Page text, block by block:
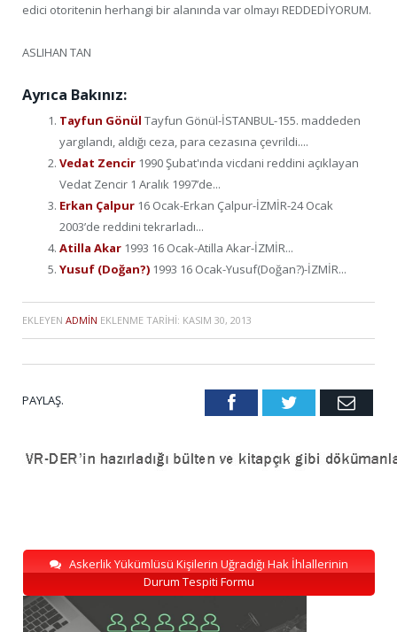
edici otoritenin herhangi bir alanında var olmayı REDDEDİYORUM.
ASLIHAN TAN
Ayrıca Bakınız:
Tayfun Gönül Tayfun Gönül-İSTANBUL-155. maddeden
yargılandı, aldığı ceza, para cezasına çevrildi....
Vedat Zencir 1990 Şubat'ında vicdani reddini açıklayan
Vedat Zencir 1 Aralık 1997’de...
Erkan Çalpur 16 Ocak-Erkan Çalpur-İZMİR-24 Ocak
2003’de reddini tekrarladı...
Atilla Akar 1993 16 Ocak-Atilla Akar-İZMİR...
Yusuf (Doğan?) 1993 16 Ocak-Yusuf(Doğan?)-İZMİR...
EKLEYEN ADMIN EKLENME TARIHI: KASIM 30, 2013
PAYLAŞ. FacebookTwitter Email
Askerlik Yükümlüsü Kişilerin Uğradığı Hak İhlallerinin
Durum Tespiti Formu